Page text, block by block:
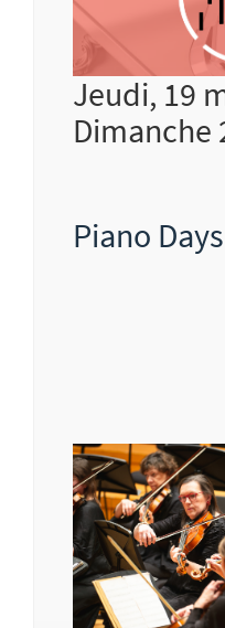
Jeudi, 19
Dimanche
Piano